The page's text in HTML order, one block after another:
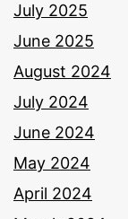
July 2025
June 2025
August 2024
July 2024
June 2024
May 2024
April 2024